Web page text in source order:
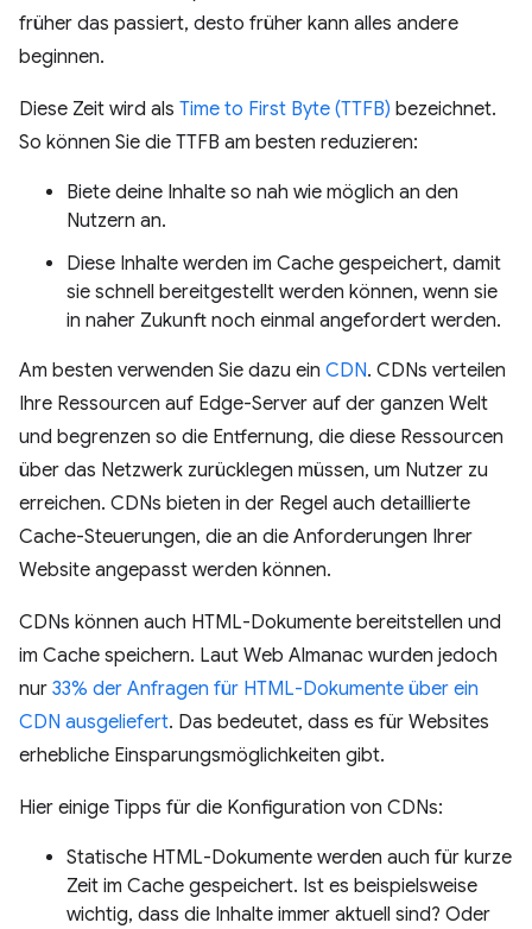
früher das passiert, desto früher kann alles andere
beginnen.
Diese Zeit wird als Time to First Byte (TTFB) bezeichnet.
So können Sie die TTFB am besten reduzieren:
Biete deine Inhalte so nah wie möglich an den
Nutzern an.
Diese Inhalte werden im Cache gespeichert, damit
sie schnell bereitgestellt werden können, wenn sie
in naher Zukunft noch einmal angefordert werden.
Am besten verwenden Sie dazu ein CDN. CDNs verteilen
Ihre Ressourcen auf Edge-Server auf der ganzen Welt
und begrenzen so die Entfernung, die diese Ressourcen
über das Netzwerk zurücklegen müssen, um Nutzer zu
erreichen. CDNs bieten in der Regel auch detaillierte
Cache-Steuerungen, die an die Anforderungen Ihrer
Website angepasst werden können.
CDNs können auch HTML-Dokumente bereitstellen und
im Cache speichern. Laut Web Almanac wurden jedoch
nur 33% der Anfragen für HTML-Dokumente über ein
CDN ausgeliefert. Das bedeutet, dass es für Websites
erhebliche Einsparungsmöglichkeiten gibt.
Hier einige Tipps für die Konfiguration von CDNs:
Statische HTML-Dokumente werden auch für kurze
Zeit im Cache gespeichert. Ist es beispielsweise
wichtig, dass die Inhalte immer aktuell sind? Oder